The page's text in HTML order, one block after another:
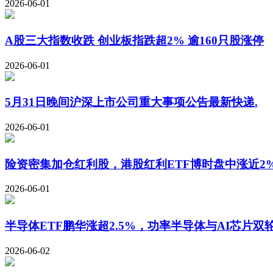
2026-06-01
A股三大指数收跌 创业板指跌超2% 逾160只股涨停
2026-06-01
5月31日晚间沪深上市公司重大事项公告最新快递.
2026-06-01
险资密集加仓红利股，港股红利ETF博时盘中涨近
2026-06-01
半导体ETF鹏华涨超2.5%，功率半导体与AI芯片双
2026-06-02